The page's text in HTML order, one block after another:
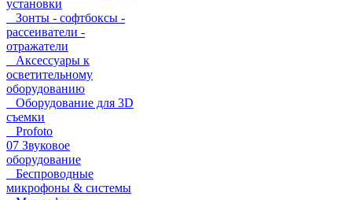
установки
Зонты - софтбоксы -
рассеиватели -
отражатели
Аксессуары к
осветительному
оборудованию
Оборудование для 3D
съемки
Profoto
07 Звуковое
оборудование
Беспроводные
микрофоны & системы